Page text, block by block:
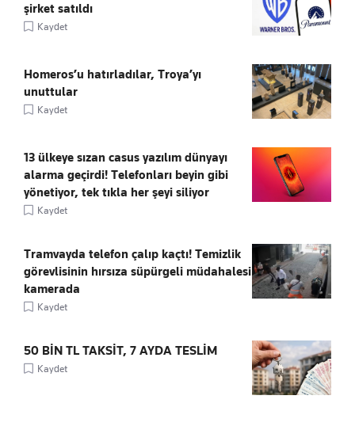
şirket satıldı
Kaydet
Homeros’u hatırladılar, Troya’yı
unuttular
Kaydet
13 ülkeye sızan casus yazılım dünyayı
alarma geçirdi! Telefonları beyin gibi
yönetiyor, tek tıkla her şeyi siliyor
Kaydet
Tramvayda telefon çalıp kaçtı! Temizlik
görevlisinin hırsıza süpürgeli müdahalesi
kamerada
Kaydet
50 BİN TL TAKSİT, 7 AYDA TESLİM
Kaydet